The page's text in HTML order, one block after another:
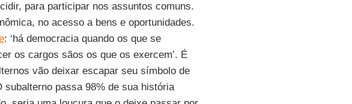
para participar nos assuntos comuns.
no acesso a bens e oportunidades.
: ‘há democracia quando os que se
os cargos sãos os que os exercem’. É
vão deixar escapar seu símbolo de
passa 98% de sua história